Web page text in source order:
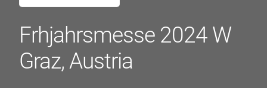
Frhjahrsmesse 2024 W
Graz, Austria